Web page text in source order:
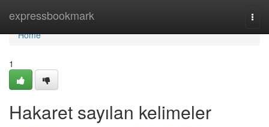
expressbookmark
Home
Home
1
Hakaret sayılan kelimeler